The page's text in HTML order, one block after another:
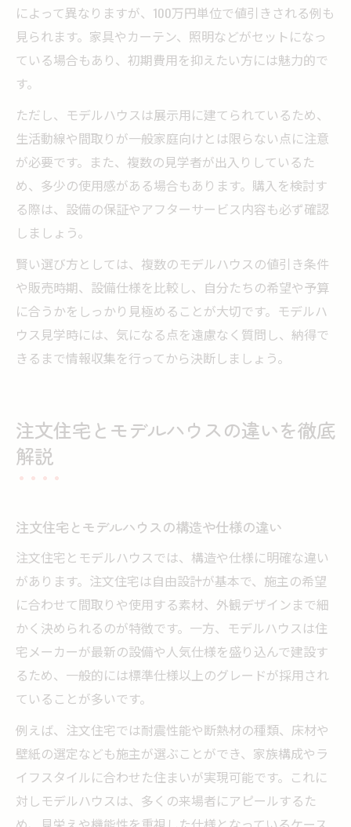
によって異なりますが、100万円単位で値引きされる例も
見られます。家具やカーテン、照明などがセットになっ
ている場合もあり、初期費用を抑えたい方には魅力的で
す。
ただし、モデルハウスは展示用に建てられているため、
生活動線や間取りが一般家庭向けとは限らない点に注意
が必要です。また、複数の見学者が出入りしているた
め、多少の使用感がある場合もあります。購入を検討す
る際は、設備の保証やアフターサービス内容も必ず確認
しましょう。
賢い選び方としては、複数のモデルハウスの値引き条件
や販売時期、設備仕様を比較し、自分たちの希望や予算
に合うかをしっかり見極めることが大切です。モデルハ
ウス見学時には、気になる点を遠慮なく質問し、納得で
きるまで情報収集を行ってから決断しましょう。
注文住宅とモデルハウスの違いを徹底
解説
注文住宅とモデルハウスの構造や仕様の違い
注文住宅とモデルハウスでは、構造や仕様に明確な違い
があります。注文住宅は自由設計が基本で、施主の希望
に合わせて間取りや使用する素材、外観デザインまで細
かく決められるのが特徴です。一方、モデルハウスは住
宅メーカーが最新の設備や人気仕様を盛り込んで建設す
るため、一般的には標準仕様以上のグレードが採用され
ていることが多いです。
例えば、注文住宅では耐震性能や断熱材の種類、床材や
壁紙の選定なども施主が選ぶことができ、家族構成やラ
イフスタイルに合わせた住まいが実現可能です。これに
対しモデルハウスは、多くの来場者にアピールするた